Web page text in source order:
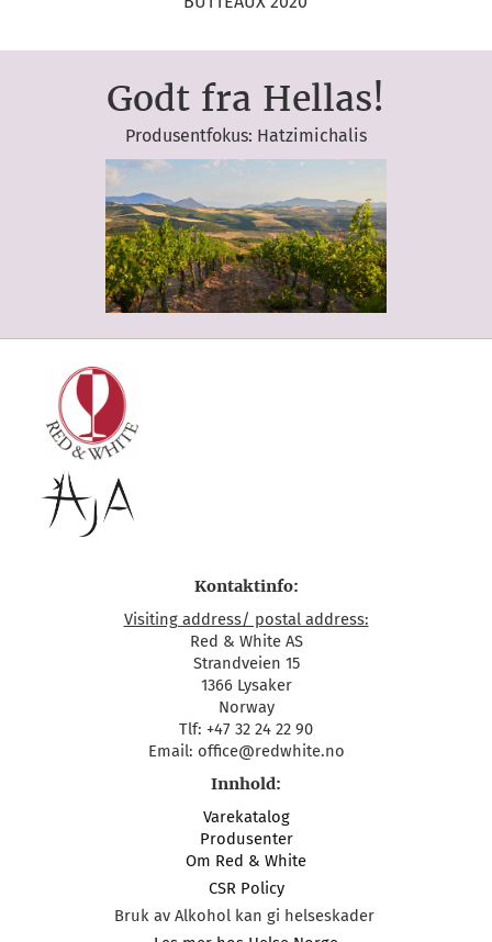
Godt fra Hellas!
Produsentfokus: Hatzimichalis
Kontaktinfo:
Visiting address/ postal address:
Red & White AS
Strandveien 15
1366 Lysaker
Norway
Tlf: +47 32 24 22 90
Email: office@redwhite.no
Innhold:
Varekatalog
Produsenter
Om Red & White
CSR Policy
Bruk av Alkohol kan gi helseskader